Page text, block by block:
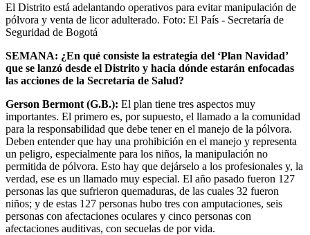
El Distrito está adelantando operativos para evitar manipulación de
pólvora y venta de licor adulterado. Foto: El País - Secretaría de
Seguridad de Bogotá
SEMANA: ¿En qué consiste la estrategia del ‘Plan Navidad’
que se lanzó desde el Distrito y hacia dónde estarán enfocadas
las acciones de la Secretaría de Salud?
Gerson Bermont (G.B.): El plan tiene tres aspectos muy
importantes. El primero es, por supuesto, el llamado a la comunidad
para la responsabilidad que debe tener en el manejo de la pólvora.
Deben entender que hay una prohibición en el manejo y representa
un peligro, especialmente para los niños, la manipulación no
permitida de pólvora. Esto hay que dejárselo a los profesionales y, la
verdad, ese es un llamado muy especial. El año pasado fueron 127
personas las que sufrieron quemaduras, de las cuales 32 fueron
niños; y de estas 127 personas hubo tres con amputaciones, seis
personas con afectaciones oculares y cinco personas con
afectaciones auditivas, con secuelas de por vida.